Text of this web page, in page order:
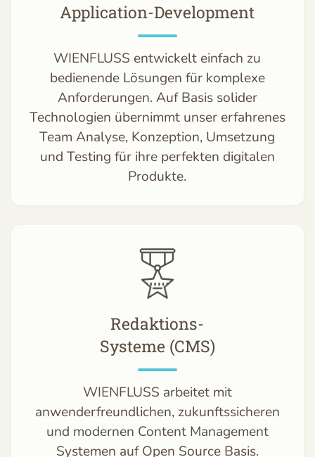
Application-Development
WIENFLUSS entwickelt einfach zu
bedienende Lösungen für komplexe
Anforderungen. Auf Basis solider
Technologien übernimmt unser erfahrenes
Team Analyse, Konzeption, Umsetzung
und Testing für ihre perfekten digitalen
Produkte.
Redaktions-
Systeme (CMS)
WIENFLUSS arbeitet mit
anwenderfreundlichen, zukunftssicheren
und modernen Content Management
Systemen auf Open Source Basis.